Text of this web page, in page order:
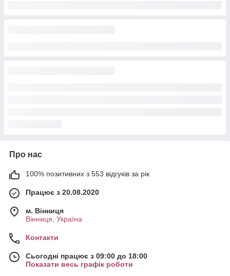
Про нас
100% позитивних з 553 відгуків за рік
Працює з 20.08.2020
м. Вінниця
Вінниця, Україна
Контакти
Сьогодні працює з 09:00 до 18:00
Показати весь графік роботи